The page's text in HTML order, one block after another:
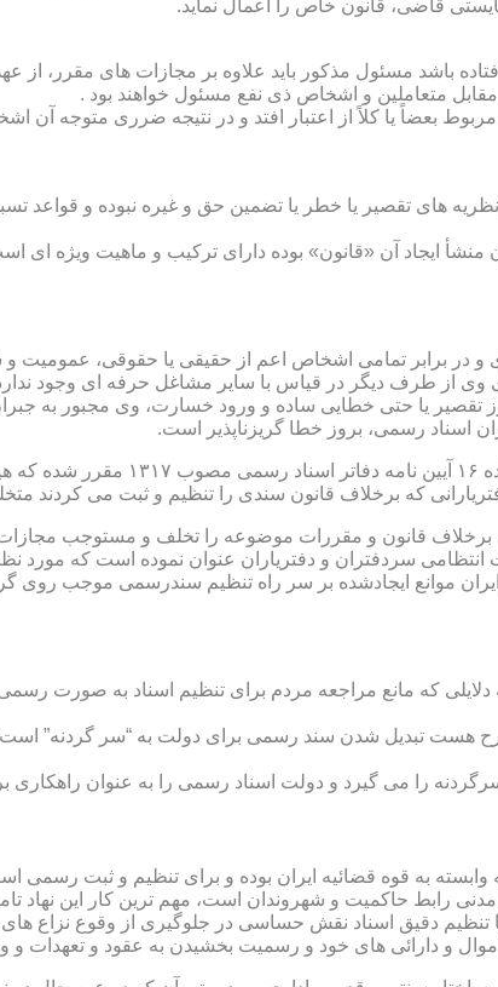
قاضی، قانون خاص را اعمال نماید.
باشد مسئول مذکور باید علاوه بر مجازات های مقرر، از
متعاملین و اشخاص ذی نفع مسئول خواهند بود .
بعضاً یا کلاً از اعتبار افتد و در نتیجه ضرری متوجه آن
های تقصیر یا خطر یا تضمین حق و غیره نبوده و قواعد
ایجاد آن «قانون» بوده دارای ترکیب و ماهیت ویژه ای
برابر تمامی اشخاص اعم از حقیقی یا حقوقی، عمومیت و
از طرف دیگر در قیاس با سایر مشاغل حرفه ای وجود
یا حتی خطایی ساده و ورود خسارت، وی مجبور به
اسناد رسمی، بروز خطا گریزناپذیر است.
مبحث سوم): موانع موجود برای
که برخلاف قانون سندی را تنظیم و ثبت می
انتظامی سردفتران و دفتریاران عنوان نموده است که مورد
موانع ایجادشده بر سر راه تنظیم سندرسمی موجب روی
که مانع مراجعه مردم برای تنظیم اسناد به صورت
هست تبدیل شدن سند رسمی برای دولت به “سر گردنه”
را می گیرد و دولت اسناد رسمی را به عنوان راهکاری
به قوه قضائیه ایران بوده و برای تنظیم و ثبت
رابط حاکمیت و شهروندان است، مهم ترین کار این نهاد
دقیق اسناد نقش حساسی در جلوگیری از وقوع نزاع
و دارائی های خود و رسمیت بخشیدن به عقود و تعهدات و